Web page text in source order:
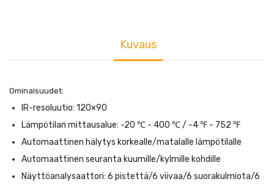
Kuvaus
Ominaisuudet:
IR-resoluutio: 120×90
Lämpötilan mittausalue: -20 ℃ - 400 ℃ / -4 ℉ - 752 ℉
Automaattinen hälytys korkealle/matalalle lämpötilalle
Automaattinen seuranta kuumille/kylmille kohdille
Näyttöanalysaattori: 6 pistettä/6 viivaa/6 suorakulmiota/6